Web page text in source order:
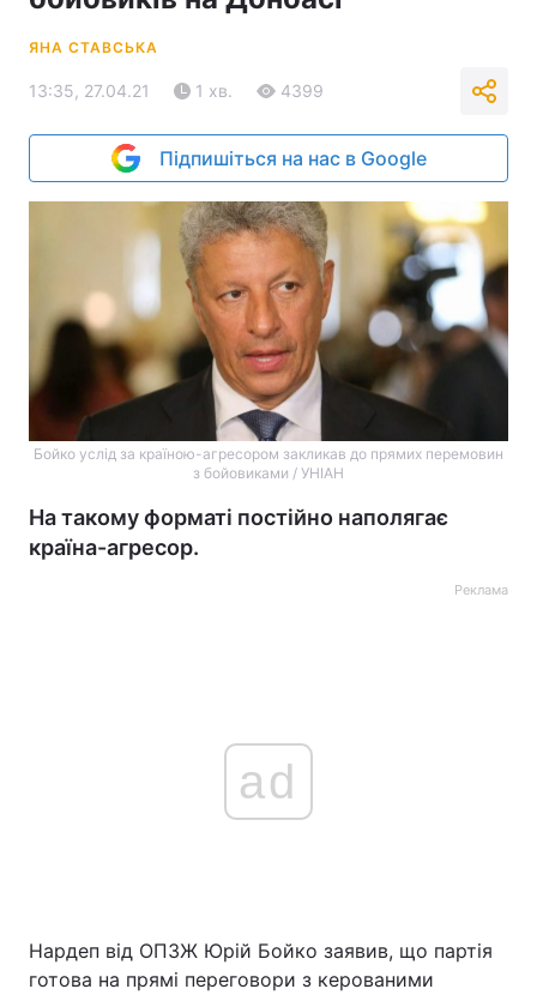
ЯНА СТАВСЬКА
13:35, 27.04.21 1 хв. 4399
Підпишіться на нас в Google
Бойко услід за країною-агресором закликав до прямих перемовин
з бойовиками / УНІАН
На такому форматі постійно наполягає
країна-агресор.
Реклама
ad
Нардеп від ОПЗЖ Юрій Бойко заявив, що партія
готова на прямі переговори з керованими